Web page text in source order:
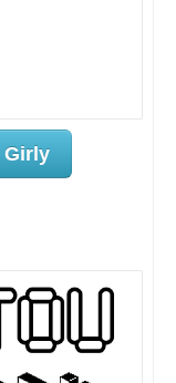
Girly